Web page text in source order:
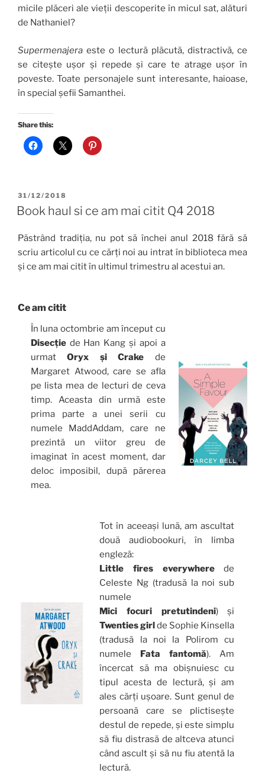
micile plăceri ale vieții descoperite în micul sat, alături
de Nathaniel?
Supermenajera este o lectură plăcută, distractivă, ce
se citește ușor și repede și care te atrage ușor în
poveste. Toate personajele sunt interesante, haioase,
în special șefii Samanthei.
Share this:
POSTED
ON
31/12/2018
Book haul si ce am mai citit Q4 2018
Păstrând tradiția, nu pot să închei anul 2018 fără să
scriu articolul cu ce cărți noi au intrat în biblioteca mea
și ce am mai citit în ultimul trimestru al acestui an.
Ce am citit
În luna octombrie am început cu
Disecțiede Han Kang și apoi a
urmatOryx și Crake de
Margaret Atwood, care se afla
pe lista mea de lecturi de ceva
timp. Aceasta din urmă este
prima parte a unei serii cu
numele MaddAddam, care ne
prezintă un viitor greu de
imaginat în acest moment, dar
deloc imposibil, după părerea
mea.
Tot în aceeași lună, am ascultat
două audiobookuri, în limba
engleză:
Little fires everywherede
Celeste Ng (tradusă la noi sub
numele
Mici focuri pretutindeni) și
Twenties girlde Sophie Kinsella
(tradusă la noi la Polirom cu
numele Fata fantomă). Am
încercat să ma obișnuiesc cu
tipul acesta de lectură, și am
ales cărți ușoare. Sunt genul de
persoană care se plictisește
destul de repede, și este simplu
să fiu distrasă de altceva atunci
când ascult și să nu fiu atentă la
lectură.